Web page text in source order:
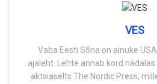
VES
Vaba Eesti Sõna on ainuke
ajaleht. Lehte annab kord
aktsiaselts The Nordic Press,